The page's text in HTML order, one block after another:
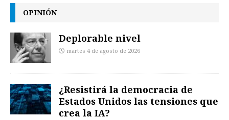
OPINIÓN
Deplorable nivel
martes 4 de agosto de 2026
¿Resistirá la democracia de
Estados Unidos las tensiones que
crea la IA?